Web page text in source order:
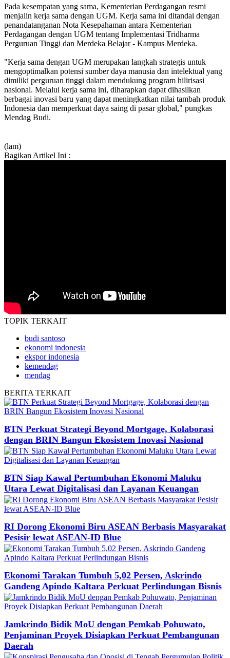
Pada kesempatan yang sama, Kementerian Perdagangan resmi
menjalin kerja sama dengan UGM. Kerja sama ini ditandai dengan
penandatanganan Nota Kesepahaman antara Kementerian
Perdagangan dengan UGM tentang Implementasi Tridharma
Perguruan Tinggi dan Merdeka Belajar - Kampus Merdeka.
"Kerja sama dengan UGM merupakan langkah strategis untuk
mengoptimalkan potensi sumber daya manusia dan intelektual yang
dimiliki perguruan tinggi dalam mendukung program hilirisasi
nasional. Melalui kerja sama ini, diharapkan dapat dihasilkan
berbagai inovasi baru yang dapat meningkatkan nilai tambah produk
Indonesia dan memperkuat daya saing di pasar global," pungkas
Mendag Budi.
(lam)
Bagikan Artikel Ini :
TOPIK TERKAIT
budi santoso
ekonomi indonesia
ekspor indonesia
kemendag
mendag
BERITA TERKAIT
BTN Perkuat Strategi Beyond Mortgage, Kolaborasi
dengan BRIN Bangun Ekosistem Inovasi Nasional
BTN Siap Kawal Pertumbuhan Ekonomi Maluku
Utara Lewat Digitalisasi dan Layanan Keuangan
RI Dorong Ekonomi Biru ASEAN Berbasis Masyarakat
Pesisir lewat ASEAN-ID Blue
Ekonomi Tarakan Tumbuh 5,02 Persen, Askrindo
Gandeng Apindo Kaltara Perkuat Perlindungan Bisnis
Jamkrindo Bidik MoU dengan Pemkab Pohuwato,
Penjaminan Proyek Disiapkan Perkuat Pembangunan
Daerah